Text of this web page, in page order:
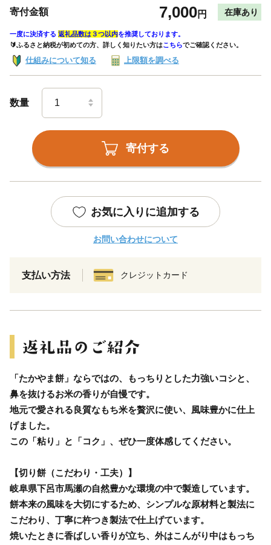
寄付金額 7,000円 在庫あり
一度に決済する 返礼品数は３つ以内を推奨しております。
🔰ふるさと納税が初めての方、詳しく知りたい方はこちらでご確認ください。
仕組みについて知る 上限額を調べる
数量
寄付する
お気に入りに追加する
お問い合わせについて
支払い方法 クレジットカード
「たかやま餅」ならではの、もっちりとした力強いコシと、
鼻を抜けるお米の香りが自慢です。
地元で愛される良質なもち米を贅沢に使い、風味豊かに仕上
げました。
この「粘り」と「コク」、ぜひ一度体感してください。
【切り餅（こだわり・工夫）】
岐阜県下呂市馬瀬の自然豊かな環境の中で製造しています。
餅本来の風味を大切にするため、シンプルな原材料と製法に
こだわり、丁寧に杵つき製法で仕上げています。
焼いたときに香ばしい香りが立ち、外はこんがり中はもっち